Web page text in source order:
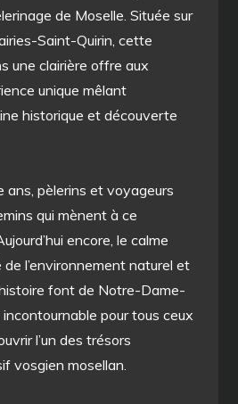
de Moselle. Située sur
Saint-Quirin, cette
une clairière offre aux
unique mêlant
historique et découverte
ans, pèlerins et voyageurs
qui mènent à ce
encore, le calme
l’environnement naturel et
font de Notre-Dame-
pour tous ceux
l’un des trésors
vosgien mosellan.